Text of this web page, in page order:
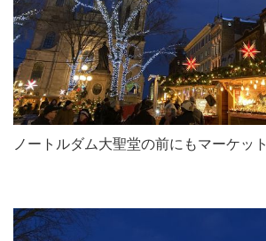
ノートルダム大聖堂の前にもマーケット